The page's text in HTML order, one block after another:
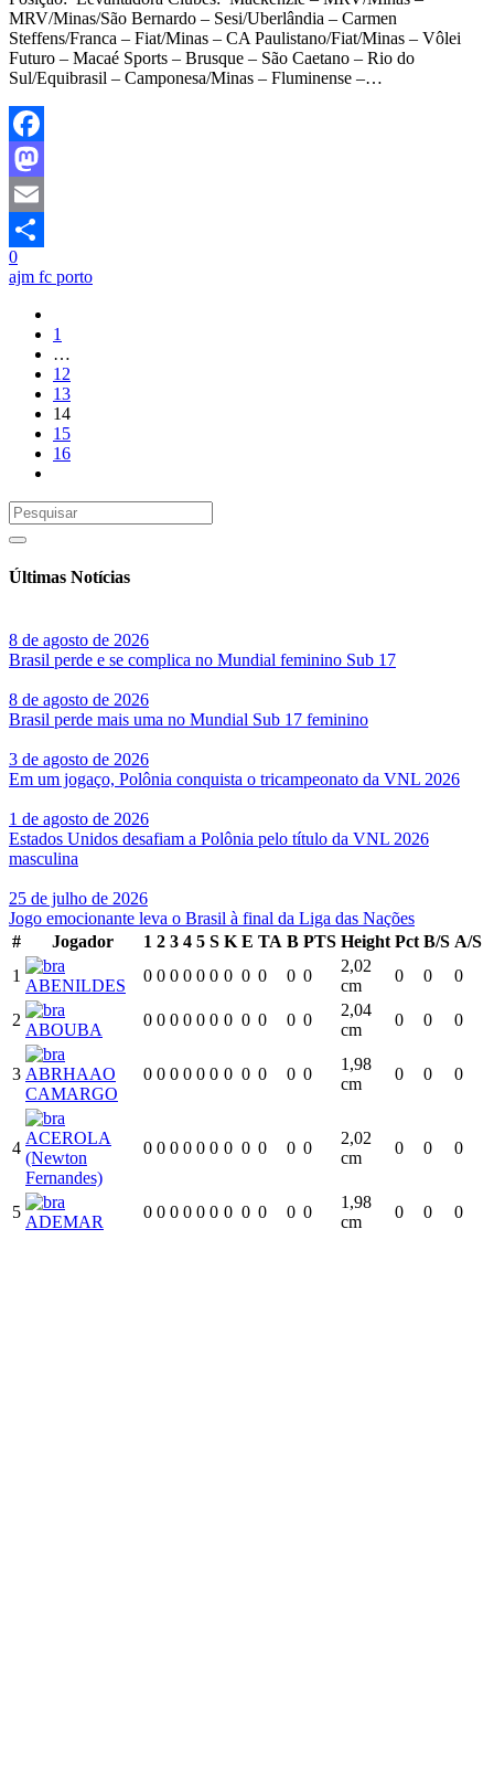
MRV/Minas/São Bernardo – Sesi/Uberlândia – Carmen
Steffens/Franca – Fiat/Minas – CA Paulistano/Fiat/Minas – Vôlei
Futuro – Macaé Sports – Brusque – São Caetano – Rio do
Sul/Equibrasil – Camponesa/Minas – Fluminense –…
Facebook
Mastodon
Email
Share
0
ajm fc porto
1
…
12
13
14
15
16
Últimas Notícias
8 de agosto de 2026
Brasil perde e se complica no Mundial feminino Sub 17
8 de agosto de 2026
Brasil perde mais uma no Mundial Sub 17 feminino
3 de agosto de 2026
Em um jogaço, Polônia conquista o tricampeonato da VNL 2026
1 de agosto de 2026
Estados Unidos desafiam a Polônia pelo título da VNL 2026
masculina
25 de julho de 2026
Jogo emocionante leva o Brasil à final da Liga das Nações
#
Jogador 1 2 3 4 5 S K E TA B PTS Height Pct B/S A/S
1
ABENILDES
0 0 0 0 0 0 0 0 0 0 0
2,02
cm
0 0 0
2
ABOUBA
0 0 0 0 0 0 0 0 0 0 0
2,04
cm
0 0 0
3 ABRHAAO
CAMARGO
0 0 0 0 0 0 0 0 0 0 0
1,98
cm
0 0 0
4
ACEROLA
(Newton
Fernandes)
0 0 0 0 0 0 0 0 0 0 0
2,02
cm
0 0 0
5
ADEMAR
0 0 0 0 0 0 0 0 0 0 0
1,98
cm
0 0 0